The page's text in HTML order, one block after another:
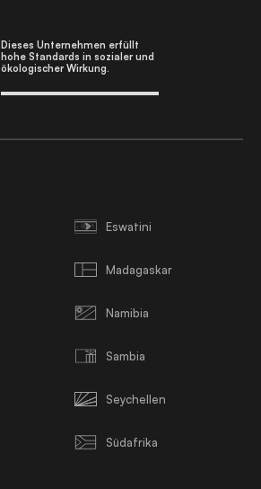
Dieses Unternehmen erfüllt
hohe Standards in sozialer und
ökologischer Wirkung.
Eswatini
Madagaskar
Namibia
Sambia
Seychellen
Südafrika